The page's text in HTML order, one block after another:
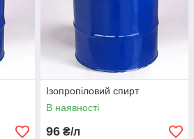
Ізопропіловий спирт
В наявності
96 ₴/л